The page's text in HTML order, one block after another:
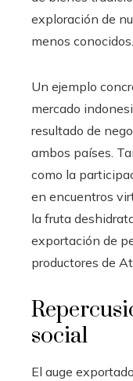
exploración de
menos conocidos.
Un ejemplo
mercado
resultado de
ambos países.
como la
en encuentros
la fruta
exportación de
productores de
social
El auge